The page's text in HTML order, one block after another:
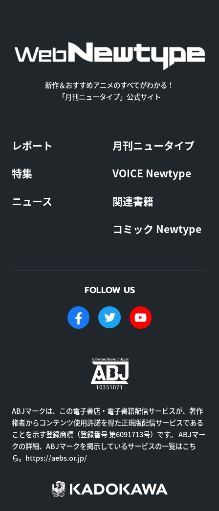
新作＆おすすめアニメのすべてがわかる！
「月刊ニュータイプ」公式サイト
レポート
特集
ニュース
月刊ニュータイプ
VOICE Newtype
関連書籍
コミック Newtype
FOLLOW US
ABJマークは、この電子書店・電子書籍配信サービスが、著作
権者からコンテンツ使用許諾を得た正規版配信サービスである
ことを示す登録商標（登録番号 第6091713号）です。 ABJマー
クの詳細、ABJマークを掲示しているサービスの一覧はこち
ら。 https://aebs.or.jp/